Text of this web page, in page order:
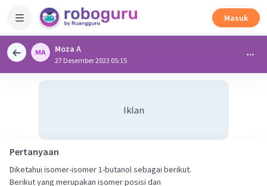
Masuk
Moza A
27 Desember 2023 05:15
Iklan
Pertanyaan
Diketahui isomer-isomer 1-butanol sebagai berikut.
Berikut yang merupakan isomer posisi dan